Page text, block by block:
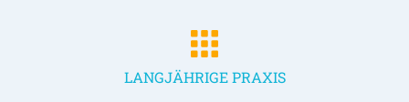
LANGJÄHRIGE PRAXIS